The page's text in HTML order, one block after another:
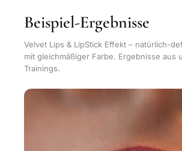
Beispiel-Ergebnisse
Velvet Lips & LipStick Effekt – natürlich-
mit gleichmäßiger Farbe. Ergebnisse aus
Trainings.